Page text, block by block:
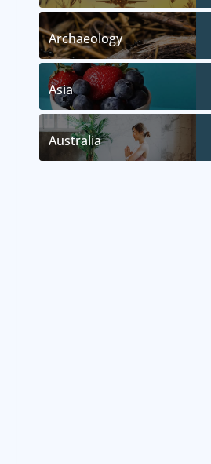
Archaeology
Asia
Australia